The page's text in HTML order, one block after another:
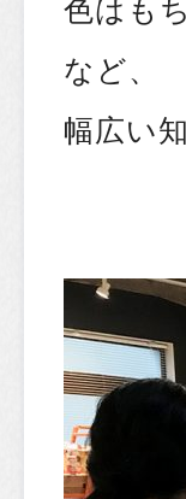
など、
幅広い